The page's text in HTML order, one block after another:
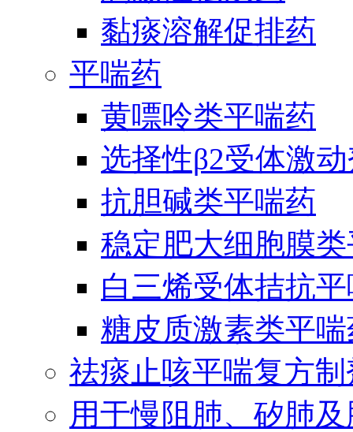
黏痰溶解促排药
平喘药
黄嘌呤类平喘药
选择性β2受体激
抗胆碱类平喘药
稳定肥大细胞膜
白三烯受体拮抗
糖皮质激素类平
祛痰止咳平喘复方制
用于慢阻肺、矽肺